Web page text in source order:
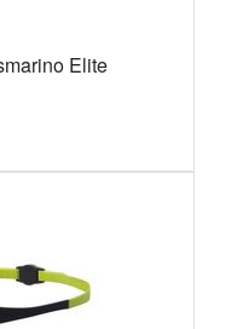
Elite